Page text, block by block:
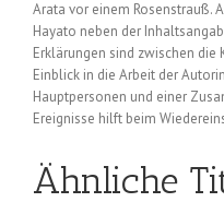
Arata vor einem Rosenstrauß.
Hayato neben der
Erklärungen sind zwischen
Einblick in die Arbeit der
Hauptpersonen und einer
Ereignisse hilft beim
Ähnliche